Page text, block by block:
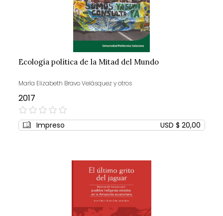
Ecología política de la Mitad del Mundo
María Elizabeth Bravo Velásquez y otros
2017
0%
Impreso USD $ 20,00